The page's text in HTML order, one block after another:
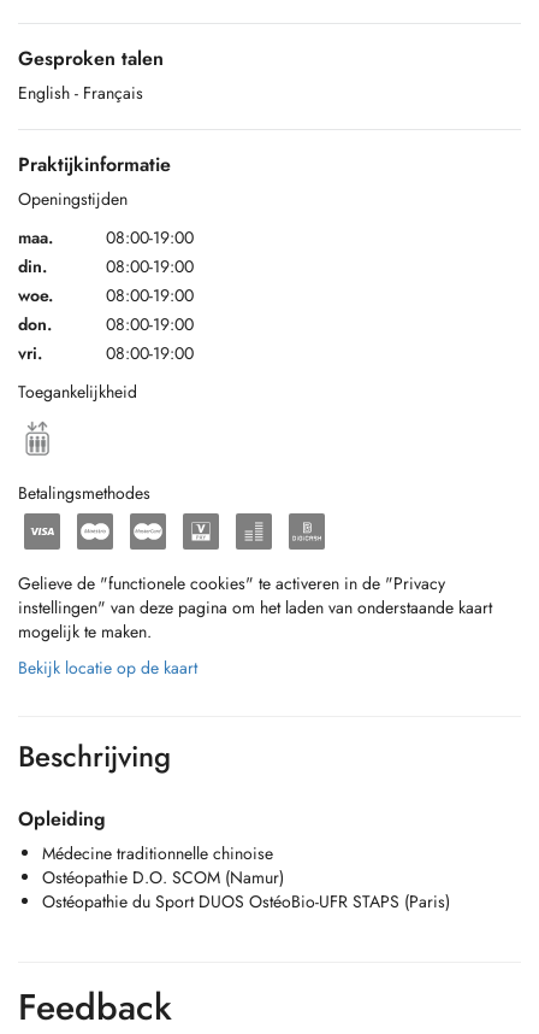
Gesproken talen
English - Français
Praktijkinformatie
Openingstijden
maa.
08:00-19:00
din.
08:00-19:00
woe.
08:00-19:00
don.
08:00-19:00
vri.
08:00-19:00
Toegankelijkheid
Betalingsmethodes
Gelieve de "functionele cookies" te activeren in de "Privacy
instellingen" van deze pagina om het laden van onderstaande kaart
mogelijk te maken.
Bekijk locatie op de kaart
Beschrijving
Opleiding
Médecine traditionnelle chinoise
Ostéopathie D.O. SCOM (Namur)
Ostéopathie du Sport DUOS OstéoBio-UFR STAPS (Paris)
Feedback